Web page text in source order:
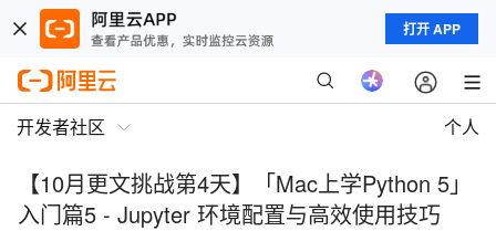
打开 APP
开发者社区 个人
【10月更文挑战第4天】「Mac上学Python 5」
入门篇5 - Jupyter 环境配置与高效使用技巧